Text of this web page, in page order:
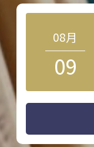
08月
09